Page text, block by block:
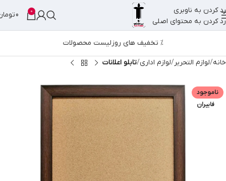
رد کردن به ناوبری
رد کردن به محتوای اصلی
0
0
% تخفیف های روزلیست محصولات
خانه لوازم التحریر لوازم اداری تابلو اعلانات
ناموجود
فابیران